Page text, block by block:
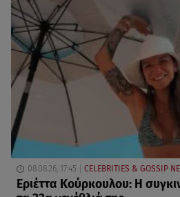
08.08.26, 17:45 CELEBRITIES & GOSSIP
Εριέττα Κούρκουλου: Η